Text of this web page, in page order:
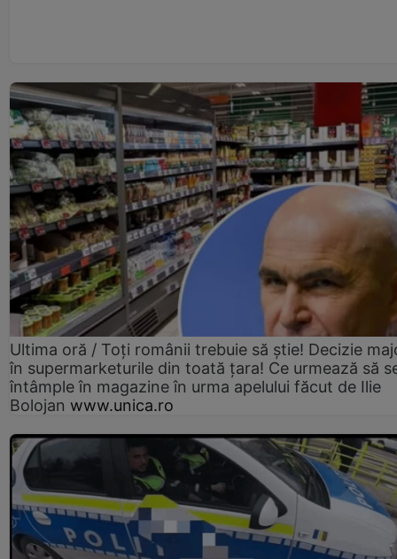
Ultima oră / Toți românii trebuie să știe! Decizie
în supermarketurile din toată țara! Ce urmează să
întâmple în magazine în urma apelului făcut de Ilie
Bolojan www.unica.ro